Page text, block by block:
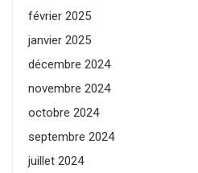
février 2025
janvier 2025
décembre 2024
novembre 2024
octobre 2024
septembre 2024
juillet 2024